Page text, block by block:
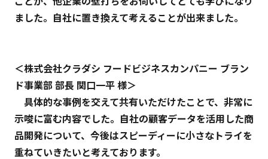
ました。自社に置き換えて考えることが出来ました。
＜株式会社クラダシ フードビジネスカンパニー ブラン
ド事業部 部長 関口一平 様＞
具体的な事例を交えて共有いただけたことで、非常に
示唆に富む内容でした。自社の顧客データを活用した商
品開発について、今後はスピーディーに小さなトライを
重ねていきたいと考えております。